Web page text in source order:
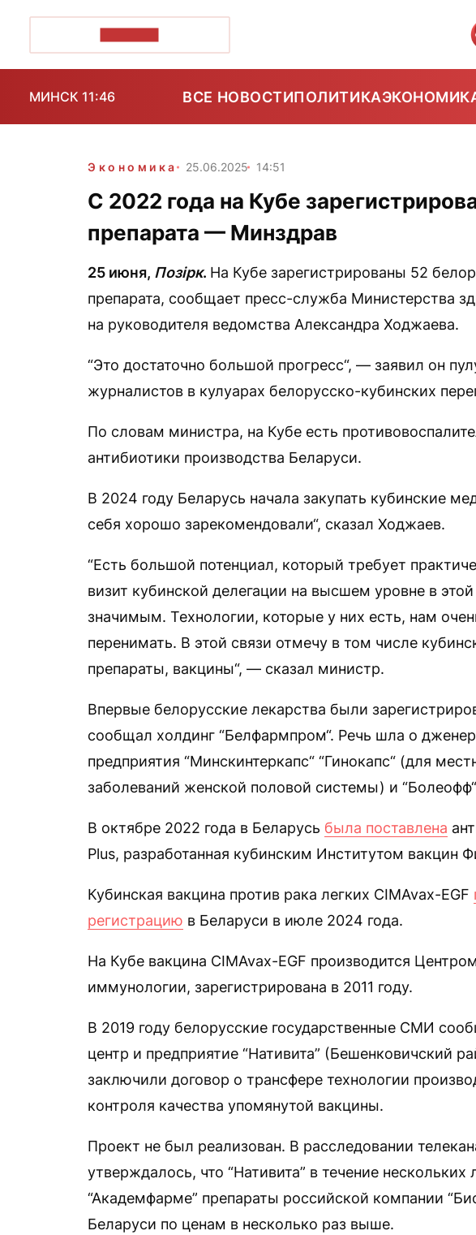
МИНСК 11:46 ВСЕ НОВОСТИПОЛИТИКА
Экономика 25.06.2025 14:51
С 2022 года на Кубе
препарата — Минздрав
25 июня, Позірк. На Кубе зарегистрированы 52
препарата, сообщает пресс-служба Министерства
на руководителя ведомства Александра Ходжаева.
“Это достаточно большой прогресс“, — заявил он
журналистов в кулуарах белорусско-кубинских
По словам министра, на Кубе есть
антибиотики производства Беларуси.
В 2024 году Беларусь начала закупать кубинские
себя хорошо зарекомендовали“, сказал Ходжаев.
“Есть большой потенциал, который требует
визит кубинской делегации на высшем уровне в
значимым. Технологии, которые у них есть, нам
перенимать. В этой связи отмечу в том числе
препараты, вакцины“, — сказал министр.
Впервые белорусские лекарства были
сообщал холдинг “Белфармпром“. Речь шла о
предприятия “Минскинтеркапс“ “Гинокапс“ (для
заболеваний женской половой системы) и
В октябре 2022 года в Беларусь была поставлена
Plus, разработанная кубинским Институтом вакцин
Кубинская вакцина против рака легких CIMAvax-EGF
регистрацию в Беларуси в июле 2024 года.
На Кубе вакцина CIMAvax-EGF производится
иммунологии, зарегистрирована в 2011 году.
В 2019 году белорусские государственные СМИ
центр и предприятие “Нативита” (Бешенковичский
заключили договор о трансфере технологии
контроля качества упомянутой вакцины.
Проект не был реализован. В расследовании
утверждалось, что “Нативита” в течение нескольких
“Академфарме” препараты российской компании
Беларуси по ценам в несколько раз выше.